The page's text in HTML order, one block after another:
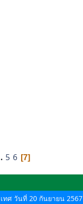
5 6 7
ทศ วันที่ 20 กันยายน 2567